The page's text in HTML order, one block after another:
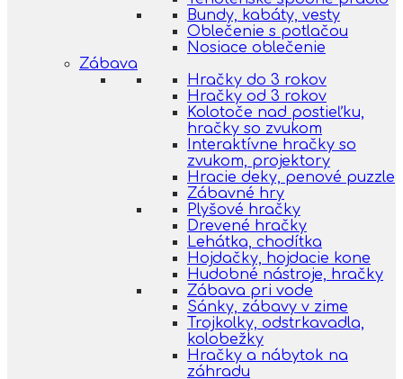
Bundy, kabáty, vesty
Oblečenie s potlačou
Nosiace oblečenie
Zábava
Hračky do 3 rokov
Hračky od 3 rokov
Kolotoče nad postieľku,
hračky so zvukom
Interaktívne hračky so
zvukom, projektory
Hracie deky, penové puzzle
Zábavné hry
Plyšové hračky
Drevené hračky
Lehátka, chodítka
Hojdačky, hojdacie kone
Hudobné nástroje, hračky
Zábava pri vode
Sánky, zábavy v zime
Trojkolky, odstrkavadla,
kolobežky
Hračky a nábytok na
záhradu